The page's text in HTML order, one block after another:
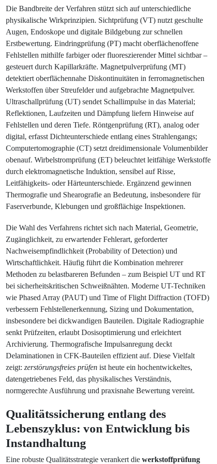
Die Bandbreite der Verfahren stützt sich auf unterschiedliche
physikalische Wirkprinzipien. Sichtprüfung (VT) nutzt geschulte
Augen, Endoskope und digitale Bildgebung zur schnellen
Erstbewertung. Eindringprüfung (PT) macht oberflächenoffene
Fehlstellen mithilfe farbiger oder fluoreszierender Mittel sichtbar –
gesteuert durch Kapillarkräfte. Magnetpulverprüfung (MT)
detektiert oberflächennahe Diskontinuitäten in ferromagnetischen
Werkstoffen über Streufelder und aufgebrachte Magnetpulver.
Ultraschallprüfung (UT) sendet Schallimpulse in das Material;
Reflektionen, Laufzeiten und Dämpfung liefern Hinweise auf
Fehlstellen und deren Tiefe. Röntgenprüfung (RT), analog oder
digital, erfasst Dichteunterschiede entlang eines Strahlengangs;
Computertomographie (CT) setzt dreidimensionale Volumenbilder
obenauf. Wirbelstromprüfung (ET) beleuchtet leitfähige Werkstoffe
durch elektromagnetische Induktion, sensibel auf Risse,
Leitfähigkeits- oder Härteunterschiede. Ergänzend gewinnen
Thermografie und Shearografie an Bedeutung, insbesondere für
Faserverbunde, Klebungen und großflächige Inspektionen.
Die Wahl des Verfahrens richtet sich nach Material, Geometrie,
Zugänglichkeit, zu erwartender Fehlerart, geforderter
Nachweisempfindlichkeit (Probability of Detection) und
Wirtschaftlichkeit. Häufig führt die Kombination mehrerer
Methoden zu belastbareren Befunden – zum Beispiel UT und RT
bei sicherheitskritischen Schweißnähten. Moderne UT-Techniken
wie Phased Array (PAUT) und Time of Flight Diffraction (TOFD)
verbessern Fehlstellenerkennung, Sizing und Dokumentation,
insbesondere bei dickwandigen Bauteilen. Digitale Radiographie
senkt Prüfzeiten, erlaubt Dosisoptimierung und erleichtert
Archivierung. Thermografische Impulsanregung deckt
Delaminationen in CFK-Bauteilen effizient auf. Diese Vielfalt
zeigt: zerstörungsfreies prüfen ist heute ein hochentwickeltes,
datengetriebenes Feld, das physikalisches Verständnis,
normgerechte Ausführung und praxisnahe Bewertung vereint.
Qualitätssicherung entlang des
Lebenszyklus: von Entwicklung bis
Instandhaltung
Eine robuste Qualitätsstrategie verankert die werkstoffprüfung